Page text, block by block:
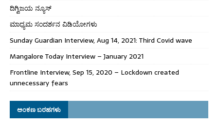
ದಿಗ್ವಿಜಯ ನ್ಯೂಸ್
ಮಾಧ್ಯಮ ಸಂದರ್ಶನ ವಿಡಿಯೋಗಳು
Sunday Guardian Interview, Aug 14, 2021: Third Covid wave
Mangalore Today Interview – January 2021
Frontline Interview, Sep 15, 2020 – Lockdown created
unnecessary fears
ಅಂಕಣ ಬರಹಗಳು